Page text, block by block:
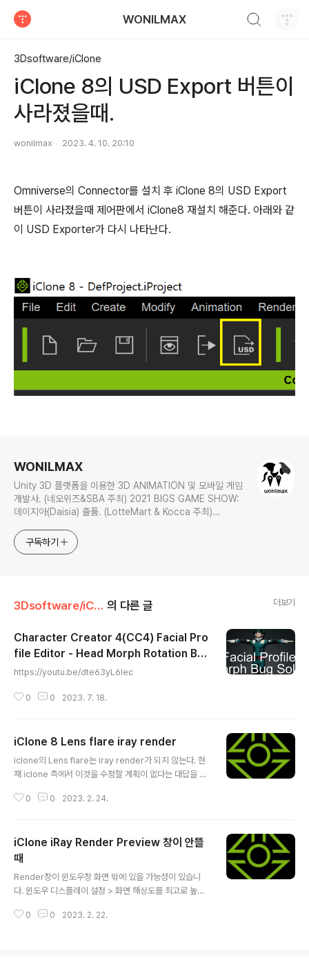
WONILMAX
3Dsoftware/iClone
iClone 8의 USD Export 버튼이
사라졌을때.
wonilmax 2023. 4. 10. 20:10
Omniverse의 Connector를 설치 후 iClone 8의 USD Export
버튼이 사라졌을때 제어판에서 iClone8 재설치 해준다. 아래와 같
이 USD Exporter가 다시 나타난다.
WONILMAX
Unity 3D 플랫폼을 이용한 3D ANIMATION 및 모바일 게임
개발사. (네오위즈&SBA 주최) 2021 BIGS GAME SHOW:
데이지아(Daisia) 출품. (LotteMart & Kocca 주최)
https://wonilmax.tistory.com/5
구독하기
3Dsoftware/iClone 의 다른 글 더보기
Character Creator 4(CC4) Facial Pro
file Editor - Head Morph Rotation Bu
g | reallusion
https://youtu.be/dte63yL6Iec
0 0 2023. 7. 18.
iClone 8 Lens flare iray render
iclone의 Lens flare는 iray render가 되지 않는다. 현
재 iclone 측에서 이것을 수정할 계획이 없다는 대답을 들
0 0 2023. 2. 24.
iClone iRay Render Preview 창이 안뜰
때
Render창이 윈도우창 화면 밖에 있을 가능성이 있습니
다. 윈도우 디스플레이 설정 > 화면 해상도를 최고로 높혀 i
다. 그래도 창이 나오지 않으면, 해상도를 최대로 높인 상태
0 0 2023. 2. 22.